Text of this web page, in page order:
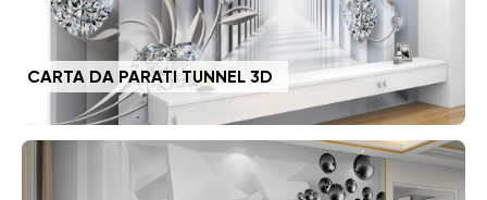
CARTA DA PARATI TUNNEL 3D